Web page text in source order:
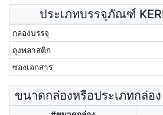
ประเภทบรรจุภัณฑ์
กล่องบรรจุ
ถุงพลาสติก
ซองเอกสาร
ขนาดกล่องหรือประเภทกล่อง